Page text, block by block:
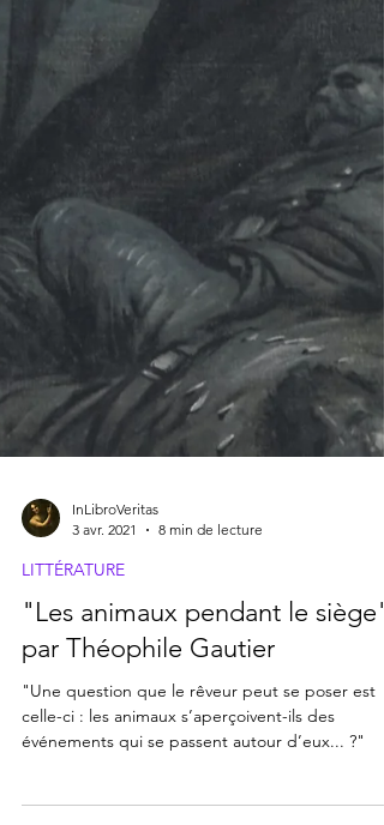
InLibroVeritas
3 avr. 2021
8 min de lecture
LITTÉRATURE
par Théophile Gautier